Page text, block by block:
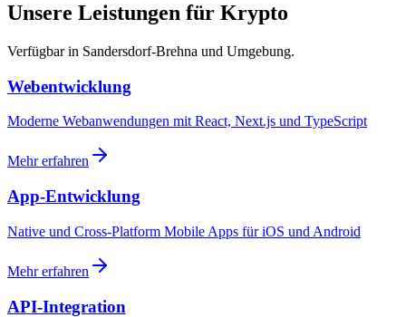
Unsere Leistungen für Krypto
Verfügbar in Sandersdorf-Brehna und Umgebung.
Webentwicklung
Moderne Webanwendungen mit React, Next.js und TypeScript
Mehr erfahren
App-Entwicklung
Native und Cross-Platform Mobile Apps für iOS und Android
Mehr erfahren
API-Integration